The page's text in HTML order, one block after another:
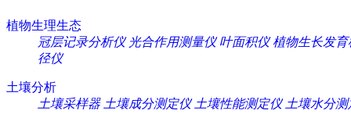
植物生理生态
冠层记录分析仪 光合作用测量仪 叶面积仪 植物生长发育
径仪
土壤分析
土壤采样器 土壤成分测定仪 土壤性能测定仪 土壤水分